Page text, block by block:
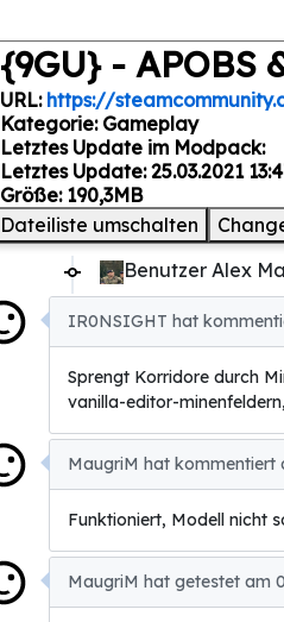
{9GU} - APOBS
URL: https://
Kategorie: Gameplay
Letztes Update im Modpack:
Letztes Update: 25.03.2021
Größe: 190,3MB
Dateiliste umschalten
Benutzer Alex
IR0NSIGHT hat
Sprengt Korridore durch
vanilla-editor-
MaugriM hat kommentiert
Funktioniert, Modell nicht
MaugriM hat getestet am